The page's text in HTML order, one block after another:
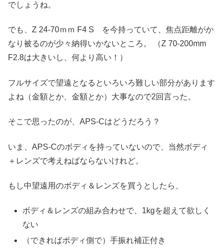
でしょうね。
でも、Z 24-70ｍｍ F4 S を今持っていて、焦点距離がか
なり被るのが少々納得いかないところ。 （Z 70-200mm
F2.8は大きいし、何より高い！）
フルサイズで望遠となるといろいろ難しい部分があります
よね（金額とか、金額とか）大事なので2回言った。
そこで思ったのが、APS-Cはどうだろう？
いま、APS-Cのボディを持っていないので、当然ボディ
＋レンズで考えねばならないけれど。
もし中望遠用のボディ＆レンズを買うとしたら、
ボディ＆レンズの組み合わせで、1kgを超えて欲しく
ない
（できればボディ側で）手振れ補正付き